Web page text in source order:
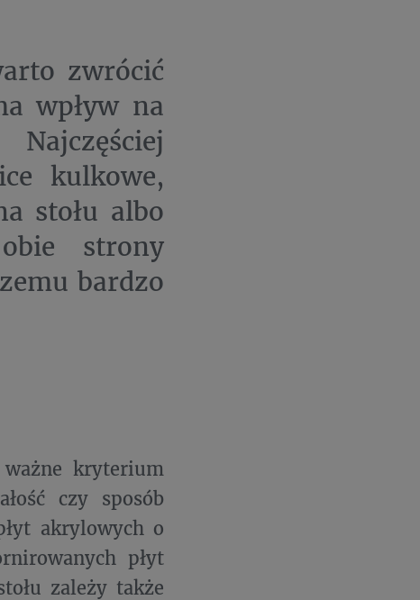
zwrócić
wpływ na
kulkowe,
stołu albo
strony
bardzo
kryterium
czy sposób
akrylowych o
płyt
zależy także